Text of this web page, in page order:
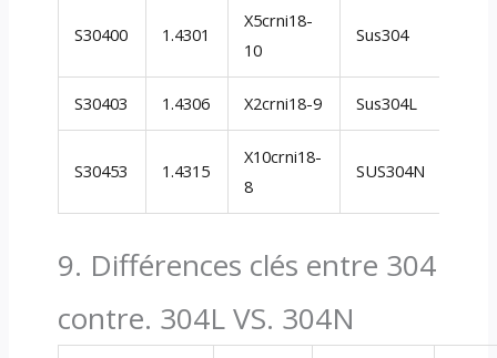
S30400 1.4301
X5crni18-
10
Sus304
S30403 1.4306 X2crni18-9 Sus304L
S30453 1.4315
X10crni18-
8
SUS304N
9. Différences clés entre 304
contre. 304L VS. 304N